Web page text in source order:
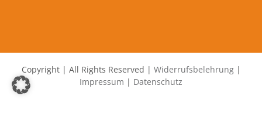
Copyright | All Rights Reserved | Widerrufsbelehrung|
Impressum | Datenschutz